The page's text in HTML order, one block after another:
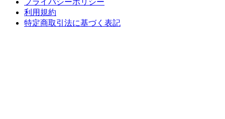
利用規約
特定商取引法に基づく表記